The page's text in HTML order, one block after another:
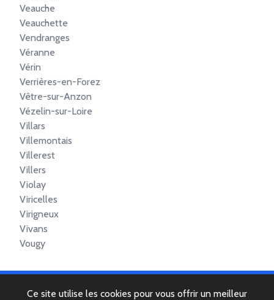
Veauche
Veauchette
Vendranges
Véranne
Vérin
Verrières-en-Forez
Vêtre-sur-Anzon
Vézelin-sur-Loire
Villars
Villemontais
Villerest
Villers
Violay
Viricelles
Virigneux
Vivans
Vougy
Ce site utilise les cookies pour vous offrir un meilleur